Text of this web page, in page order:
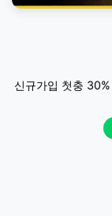
신규가입 첫충